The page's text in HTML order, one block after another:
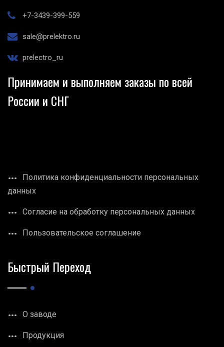
+7-3439-399-559
sale@prelektro.ru
prelectro_ru
Принимаем и выполняем заказы по всей
России и СНГ
Политика конфиденциальности персональных
данных
Согласие на обработку персональных данных
Пользовательское соглашение
Быстрый Переход
О заводе
Продукция